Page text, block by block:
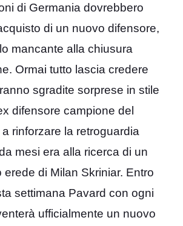
di Germania dovrebbero
di un nuovo difensore,
mancante alla chiusura
Ormai tutto lascia credere
sgradite sorprese in stile
difensore campione del
rinforzare la retroguardia
mesi era alla ricerca di un
erede di Milan Skriniar. Entro
settimana Pavard con ogni
ufficialmente un nuovo